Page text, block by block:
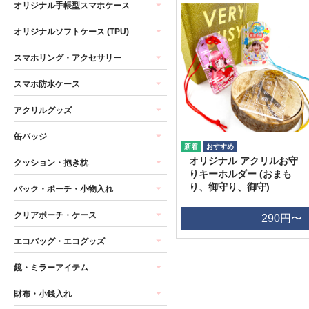
オリジナル アクリルお守
りキーホルダー (おまも
り、御守り、御守)
290円〜
オリジナル手帳型スマホケース
オリジナルソフトケース (TPU)
スマホリング・アクセサリー
スマホ防水ケース
アクリルグッズ
缶バッジ
クッション・抱き枕
バック・ポーチ・小物入れ
クリアポーチ・ケース
エコバッグ・エコグッズ
鏡・ミラーアイテム
財布・小銭入れ